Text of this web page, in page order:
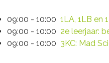
09:00 - 10:00 1LA, 1LB en
09:00 - 10:00 2e leerjaar:
09:00 - 10:00 3KC: Mad